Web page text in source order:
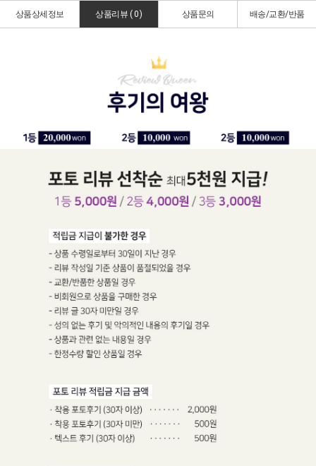
상품상세정보 상품리뷰 ( 0) 상품문의 배송/교환/반품